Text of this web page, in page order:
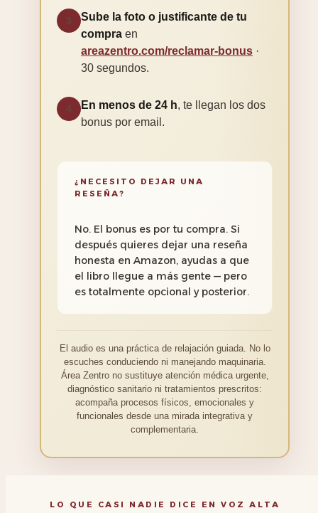
3
Sube la foto o justificante de tu
compra en
areazentro.com/reclamar-bonus ·
30 segundos.
4 En menos de 24 h, te llegan los dos
bonus por email.
¿NECESITO DEJAR UNA
RESEÑA?
No. El bonus es por tu compra. Si
después quieres dejar una reseña
honesta en Amazon, ayudas a que
el libro llegue a más gente — pero
es totalmente opcional y posterior.
El audio es una práctica de relajación guiada. No lo
escuches conduciendo ni manejando maquinaria.
Área Zentro no sustituye atención médica urgente,
diagnóstico sanitario ni tratamientos prescritos:
acompaña procesos físicos, emocionales y
funcionales desde una mirada integrativa y
complementaria.
LO QUE CASI NADIE DICE EN VOZ ALTA